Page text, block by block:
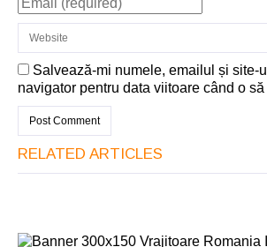
Salvează-mi numele, emailul și site-
navigator pentru data viitoare când o
RELATED ARTICLES